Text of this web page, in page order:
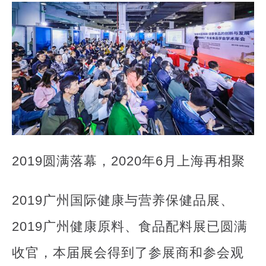
2019圆满落幕，2020年6月上海再相聚
2019广州国际健康与营养保健品展、
2019广州健康原料、食品配料展已圆满
收官，本届展会得到了参展商和参会观